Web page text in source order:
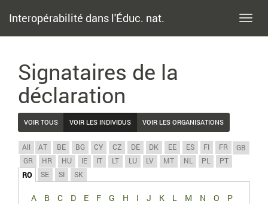
Interopérabilité dans l'Éduc. nat.
Signataires de la
déclaration
VOIR TOUS VOIR LES INDIVIDUS VOIR LES ORGANISATIONS
All AT BE BG CY CZ DE DK EE ES FI FR
GB
GR
HR HU IE IT LT LU LV MT NL PL
PT
RO
SE SI SK
A B C D E F G H I J K L M N O
P